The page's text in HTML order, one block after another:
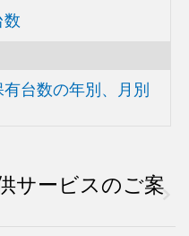
有台数の年別、月別
サービスのご案